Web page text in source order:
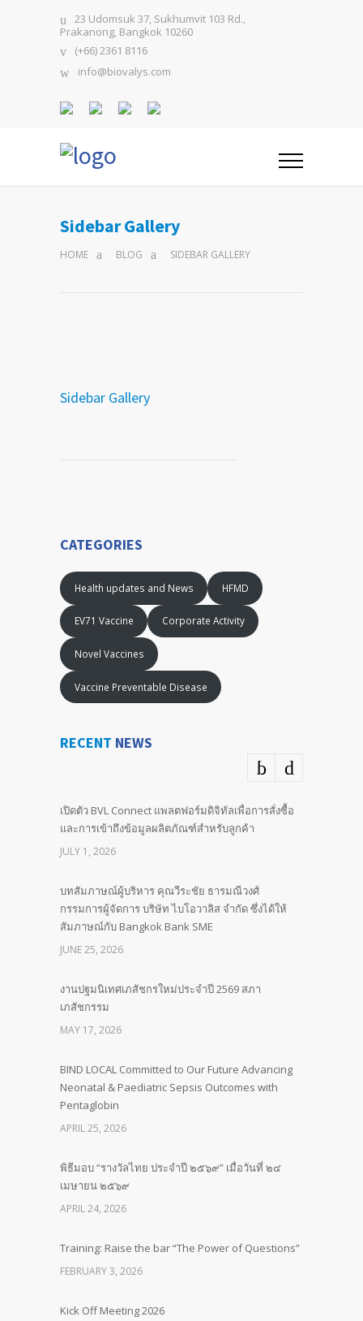
23 Udomsuk 37, Sukhumvit 103 Rd.,
Prakanong, Bangkok 10260
(+66) 2361 8116
info@biovalys.com
Sidebar Gallery
HOME BLOG SIDEBAR GALLERY
Sidebar Gallery
CATEGORIES
Health updates and News HFMD
EV71 Vaccine Corporate Activity
Novel Vaccines
Vaccine Preventable Disease
RECENT NEWS
เปิดตัว BVL Connect แพลตฟอร์มดิจิทัลเพื่อการสั่งซื้อ
และการเข้าถึงข้อมูลผลิตภัณฑ์สำหรับลูกค้า
JULY 1, 2026
บทสัมภาษณ์ผู้บริหาร คุณวีระชัย ธารมณีวงศ์
กรรมการผู้จัดการ บริษัท ไบโอวาลิส จำกัด ซึ่งได้ให้
สัมภาษณ์กับ Bangkok Bank SME
JUNE 25, 2026
งานปฐมนิเทศเภสัชกรใหม่ประจำปี 2569 สภา
เภสัชกรรม
MAY 17, 2026
BIND LOCAL Committed to Our Future Advancing
Neonatal & Paediatric Sepsis Outcomes with
Pentaglobin
APRIL 25, 2026
พิธีมอบ “รางวัลไทย ประจำปี ๒๕๖๙” เมื่อวันที่ ๒๔
เมษายน ๒๕๖๙
APRIL 24, 2026
Training: Raise the bar “The Power of Questions”
FEBRUARY 3, 2026
Kick Off Meeting 2026